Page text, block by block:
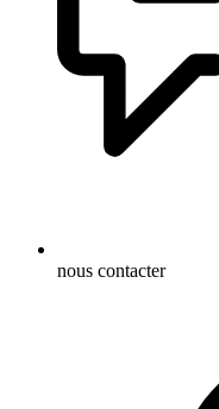
nous contacter